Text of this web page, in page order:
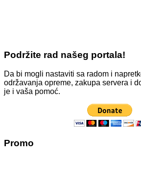
Podržite rad našeg portala!
Da bi mogli nastaviti sa radom i
održavanja opreme, zakupa servera i
je i vaša pomoć.
Promo